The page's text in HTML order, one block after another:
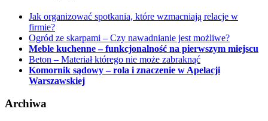
Jak organizować spotkania, które wzmacniają relacje w
firmie?
Ogród ze skarpami – Czy nawadnianie jest możliwe?
Meble kuchenne – funkcjonalność na pierwszym miejscu
Beton – Materiał którego nie może zabraknąć
Komornik sądowy – rola i znaczenie w Apelacji
Warszawskiej
Archiwa